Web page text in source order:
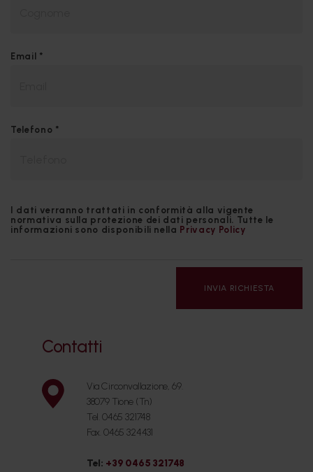
Email *
Telefono *
I dati verranno trattati in conformità alla vigente
normativa sulla protezione dei dati personali. Tutte le
informazioni sono disponibili nella Privacy Policy
INVIA RICHIESTA
Contatti
Via Circonvallazione, 69.
38079 Tione (Tn)
Tel. 0465 321748
Fax. 0465 324431
Tel: +39 0465 321748